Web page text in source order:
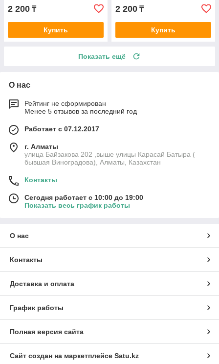
2 200 ₸
Купить
2 200 ₸
Купить
Показать ещё
О нас
Рейтинг не сформирован
Менее 5 отзывов за последний год
Работает с 07.12.2017
г. Алматы
улица Байзакова 202 ,выше улицы Карасай Батыра (
бывшая Виноградова), Алматы, Казахстан
Контакты
Сегодня работает с 10:00 до 19:00
Показать весь график работы
О нас
Контакты
Доставка и оплата
График работы
Полная версия сайта
Сайт создан на маркетплейсе Satu.kz